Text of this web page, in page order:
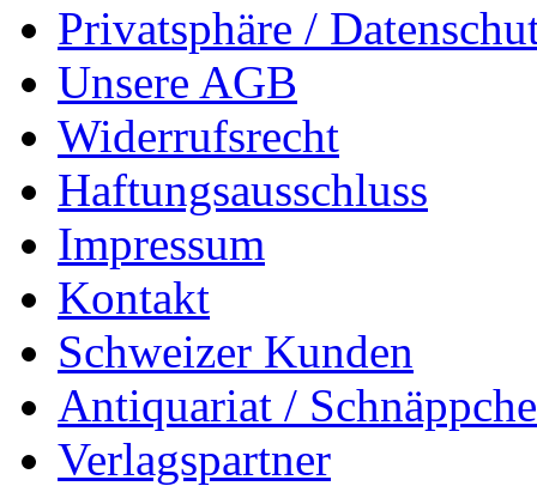
Privatsphäre /
Unsere AGB
Widerrufsrecht
Haftungsausschluss
Impressum
Kontakt
Schweizer Kunden
Antiquariat /
Verlagspartner